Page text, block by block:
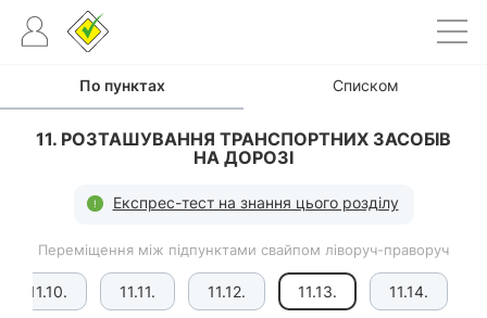
По пунктах Списком
11. РОЗТАШУВАННЯ ТРАНСПОРТНИХ ЗАСОБІВ
НА ДОРОЗІ
Експрес-тест на знання цього розділу
Переміщення між підпунктами свайпом ліворуч-праворуч
11.10. 11.11. 11.12. 11.13. 11.14.